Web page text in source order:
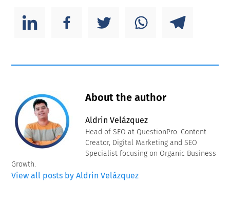
About the author
Aldrin Velázquez
Head of SEO at QuestionPro. Content
Creator, Digital Marketing and SEO
Specialist focusing on Organic Business
Growth.
View all posts by Aldrin Velázquez